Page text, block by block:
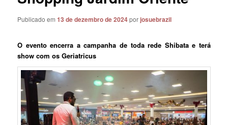
Publicado em13 de dezembro de 2024porjosuebrazil
O evento encerra a campanha de toda rede Shibata e terá
show com os Geriatricus